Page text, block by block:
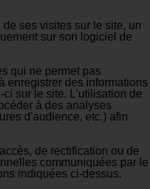
de ses visites sur le site, un
sur son logiciel de
qui ne permet pas
enregistrer des informations
sur le site. L'utilisation de
à des analyses
d'audience, etc.) afin
de rectification ou de
communiquées par le
indiquées ci-dessus.